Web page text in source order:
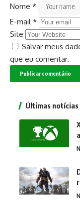
Nome *
E-mail*
Site
Salvar meus
que eu comentar.
Últimas notícias